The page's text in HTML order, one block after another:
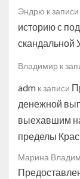
Эндрю к записи
историю с
скандальной
Владимир к
adm к записи
денежной
выехавшим
пределы
Марина